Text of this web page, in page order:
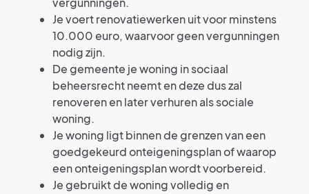
Je voert renovatiewerken uit voor minstens
10.000 euro, waarvoor geen vergunningen
nodig zijn.
De gemeente je woning in sociaal
beheersrecht neemt en deze dus zal
renoveren en later verhuren als sociale
woning.
Je woning ligt binnen de grenzen van een
goedgekeurd onteigeningsplan of waarop
een onteigeningsplan wordt voorbereid.
Je gebruikt de woning volledig en